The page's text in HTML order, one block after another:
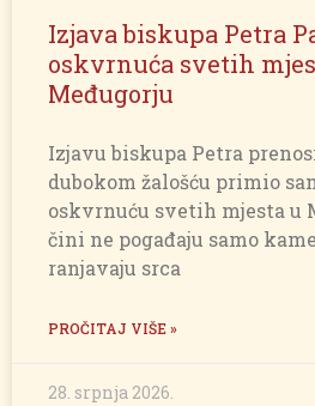
Izjava biskupa Petra
oskvrnuća svetih
Međugorju
Izjavu biskupa Petra
dubokom žalošću primio
oskvrnuću svetih mjesta u
čini ne pogađaju samo
ranjavaju srca
PROČITAJ VIŠE »
28. srpnja 2026.